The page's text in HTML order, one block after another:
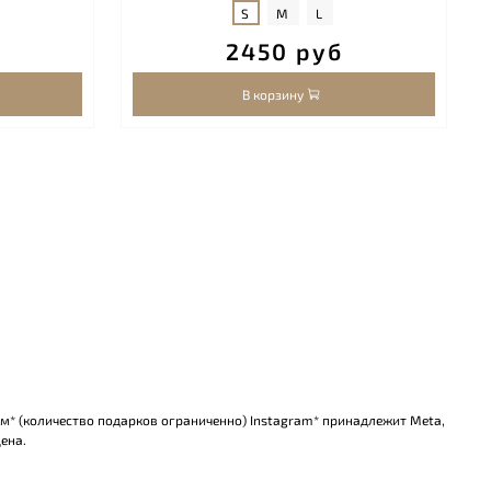
S M L
2450 руб
В корзину
(количество подарков ограниченно) Instagram* принадлежит Meta,